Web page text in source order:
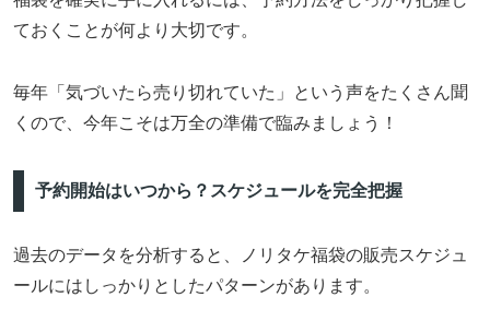
ておくことが何より大切です。
毎年「気づいたら売り切れていた」という声をたくさん聞
くので、今年こそは万全の準備で臨みましょう！
予約開始はいつから？スケジュールを完全把握
過去のデータを分析すると、ノリタケ福袋の販売スケジュ
ールにはしっかりとしたパターンがあります。